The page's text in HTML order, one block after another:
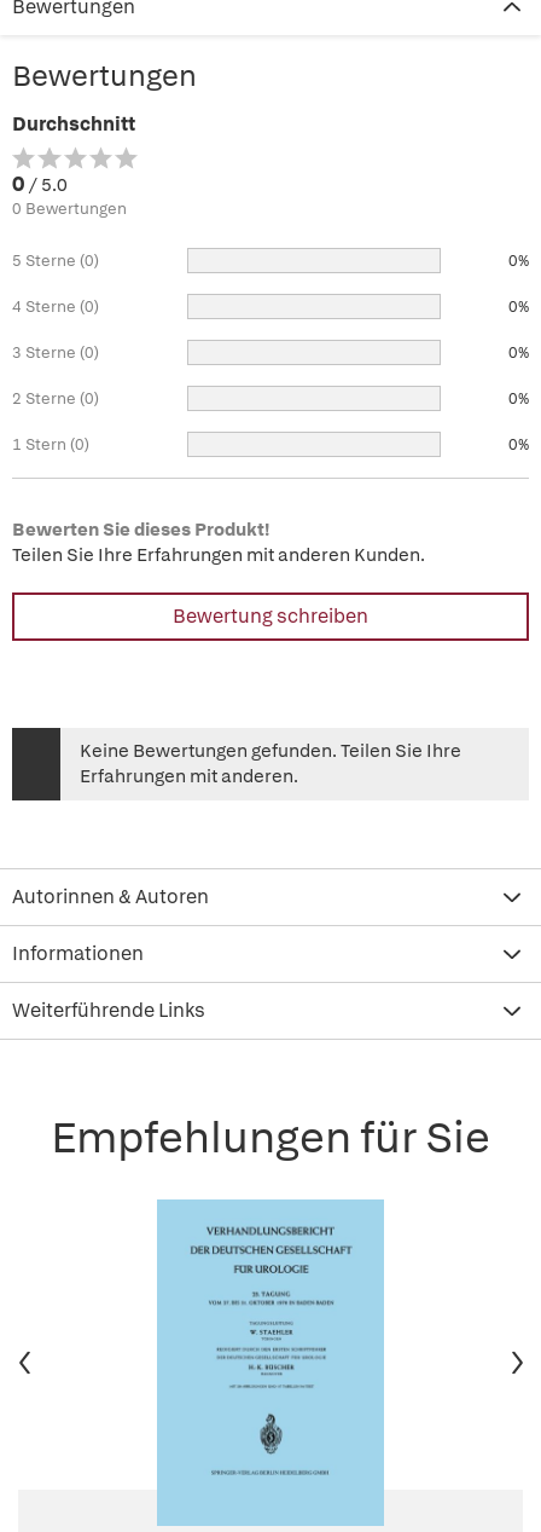
Bewertungen
Bewertungen
Durchschnitt
0 / 5.0
0 Bewertungen
5 Sterne (0) 0%
4 Sterne (0) 0%
3 Sterne (0) 0%
2 Sterne (0) 0%
1 Stern (0) 0%
Bewerten Sie dieses Produkt!
Teilen Sie Ihre Erfahrungen mit anderen Kunden.
Bewertung schreiben
Keine Bewertungen gefunden. Teilen Sie Ihre
Erfahrungen mit anderen.
Autorinnen & Autoren
Informationen
Weiterführende Links
Empfehlungen für Sie